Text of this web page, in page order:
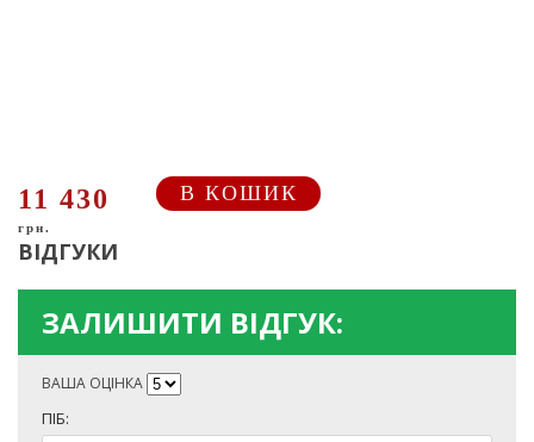
11 430
грн.
В КОШИК
ВІДГУКИ
ЗАЛИШИТИ ВІДГУК:
ВАША ОЦІНКА
ПІБ: